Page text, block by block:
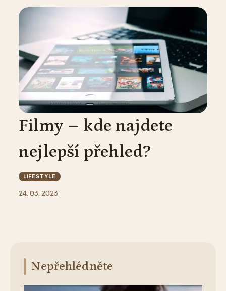
Filmy – kde najdete
nejlepší přehled?
LIFESTYLE
24. 03. 2023
Nepřehlédněte